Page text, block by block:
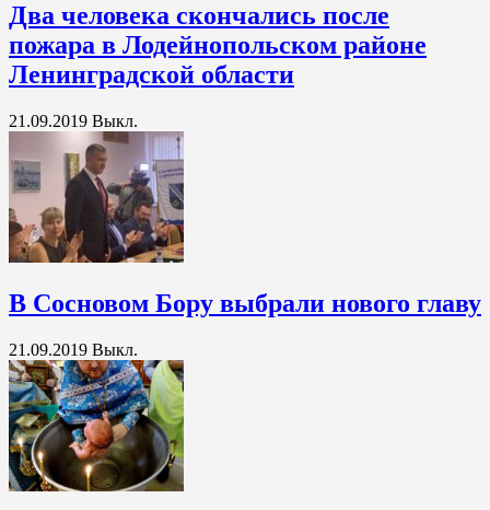
Два человека скончались после
пожара в Лодейнопольском районе
Ленинградской области
21.09.2019 Выкл.
В Сосновом Бору выбрали нового главу
21.09.2019 Выкл.